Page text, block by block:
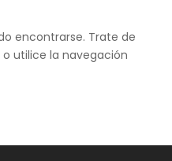
encontrarse. Trate de
utilice la navegación